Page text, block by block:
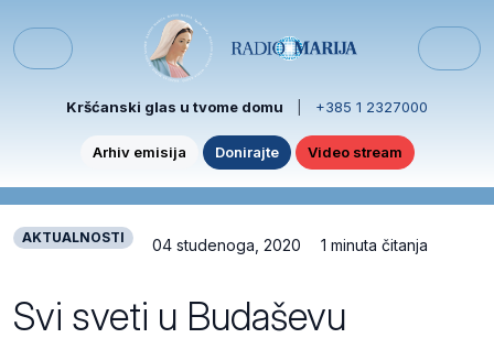
Menu
Kršćanski glas u tvome domu +385 1 2327000
Arhiv emisija Donirajte Video stream
AKTUALNOSTI 04 studenoga, 2020 1 minuta čitanja
Svi sveti u Budaševu